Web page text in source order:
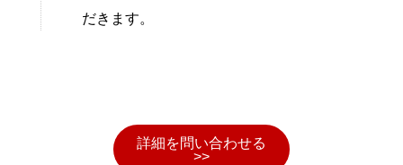
だきます。
詳細を問い合わせる
>>